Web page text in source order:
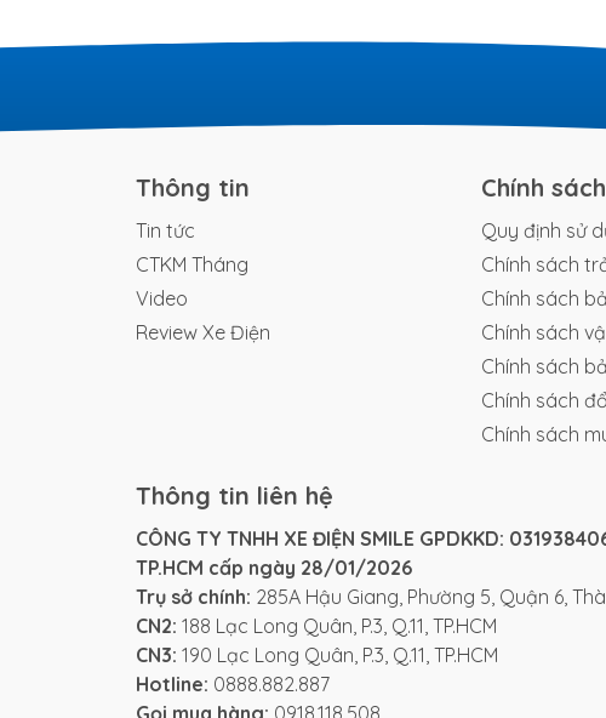
Tại Xe Điện Smile, MARINA là lựa chọn đáng
rõ ràng, tải trọng tốt, đi được nhiều cung đường
Thông tin
Tin tức
CTKM Tháng
Video
Review Xe Điện
Chính sách
Quy định sử
Chính sách
Chính sách
Chính sách
Chính sách
Chính sách
Chính sách
Thông tin liên hệ
CÔNG TY TNHH XE ĐIỆN SMILE GPDKKD:
TP.HCM cấp ngày 28/01/2026
Trụ sở chính: 285A Hậu Giang, Phường 5, Quận 6,
CN2: 188 Lạc Long Quân, P.3, Q.11, TP.HCM
CN3: 190 Lạc Long Quân, P.3, Q.11, TP.HCM
Hotline: 0888.882.887